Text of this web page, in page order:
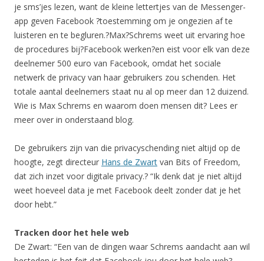
je sms’jes lezen, want de kleine lettertjes van de Messenger-
app geven Facebook ?toestemming om je ongezien af te
luisteren en te begluren.?Max?Schrems weet uit ervaring hoe
de procedures bij?Facebook werken?en eist voor elk van deze
deelnemer 500 euro van Facebook, omdat het sociale
netwerk de privacy van haar gebruikers zou schenden. Het
totale aantal deelnemers staat nu al op meer dan 12 duizend.
Wie is Max Schrems en waarom doen mensen dit? Lees er
meer over in onderstaand blog.
De gebruikers zijn van die privacyschending niet altijd op de
hoogte, zegt directeur Hans de Zwart van Bits of Freedom,
dat zich inzet voor digitale privacy.? “Ik denk dat je niet altijd
weet hoeveel data je met Facebook deelt zonder dat je het
door hebt.”
Tracken door het hele web
De Zwart: “Een van de dingen waar Schrems aandacht aan wil